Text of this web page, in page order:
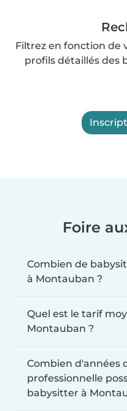
Filtrez en fonction de
profils détaillés des
Foire
Combien de
à Montauban ?
Quel est le tarif
Montauban ?
Combien d'années
professionnelle
babysitter à